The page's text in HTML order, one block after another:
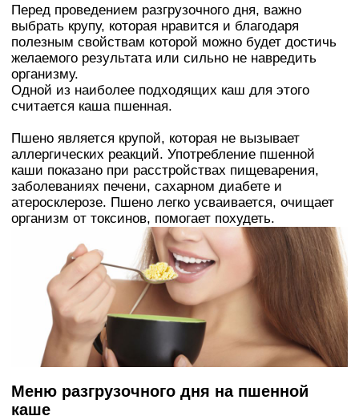
Перед проведением разгрузочного дня, важно
выбрать крупу, которая нравится и благодаря
полезным свойствам которой можно будет достичь
желаемого результата или сильно не навредить
организму.
Одной из наиболее подходящих каш для этого
считается каша пшенная.
Пшено является крупой, которая не вызывает
аллергических реакций. Употребление пшенной
каши показано при расстройствах пищеварения,
заболеваниях печени, сахарном диабете и
атеросклерозе. Пшено легко усваивается, очищает
организм от токсинов, помогает похудеть.
Меню разгрузочного дня на пшенной
каше